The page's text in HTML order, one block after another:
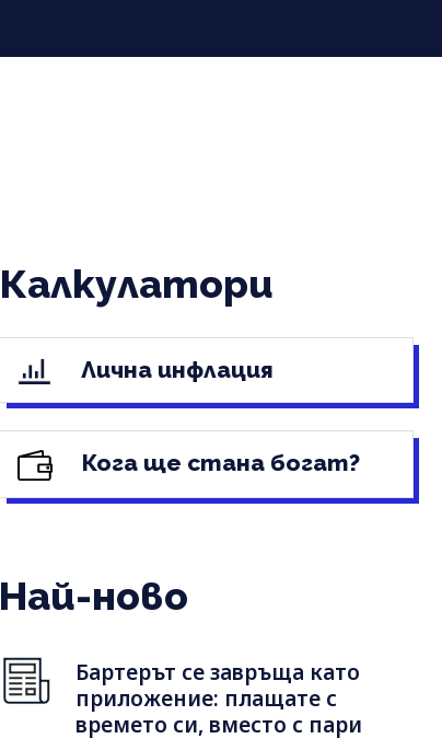
Калкулатори
Лична инфлация
Кога ще стана богат?
Най-ново
Бартерът се завръща като
приложение: плащате с
времето си, вместо с пари